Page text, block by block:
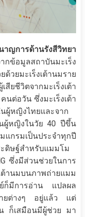
ญการด้านรังสีวิทยา
กข้อมูลสถาบันมะเร็ง
ยมะเร็งเต้านมราย
ยชีวิตจากมะเร็งเต้า
ต่อวัน ซึ่งมะเร็งเต้า
ผู้หญิงไทยและจาก
ผู้หญิงในวัย 40 ปีขึ้น
กรมเป็นประจำทุกปี
ดิษฐ์สำหรับแมมโม
ซึ่งมีส่วนช่วยในการ
ต้านมบนภาพถ่ายแมม
มีการอ่าน แปลผล
ายต่างๆ อยู่แล้ว แต่
ก็เสมือนมีผู้ช่วย มา